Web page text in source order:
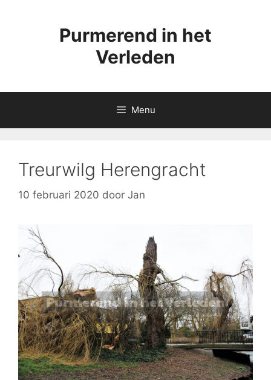
Purmerend in het
Verleden
Menu
Treurwilg Herengracht
10 februari 2020 door Jan